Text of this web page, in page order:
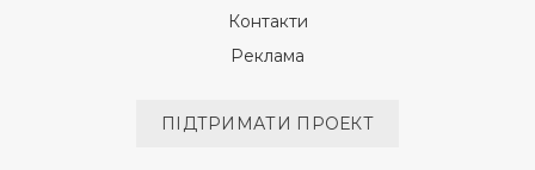
Контакти
Реклама
ПІДТРИМАТИ ПРОЕКТ